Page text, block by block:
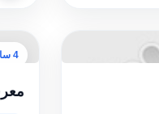
4 سال پیش